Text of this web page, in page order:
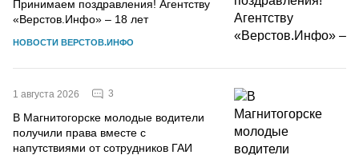
Принимаем поздравления! Агентству
«Верстов.Инфо» – 18 лет
НОВОСТИ ВЕРСТОВ.ИНФО
1 августа 2026 3
В Магнитогорске молодые водители
получили права вместе с
напутствиями от сотрудников ГАИ